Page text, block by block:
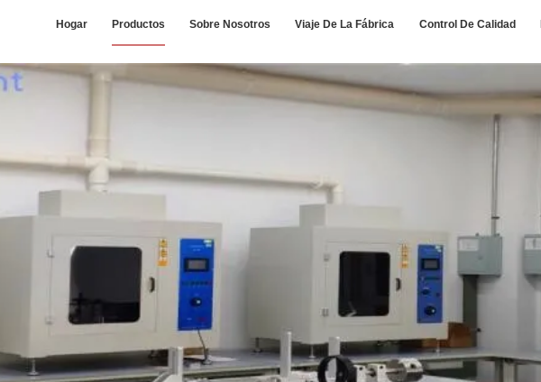
Hogar Productos Sobre Nosotros Viaje De La Fábrica Control De Calidad